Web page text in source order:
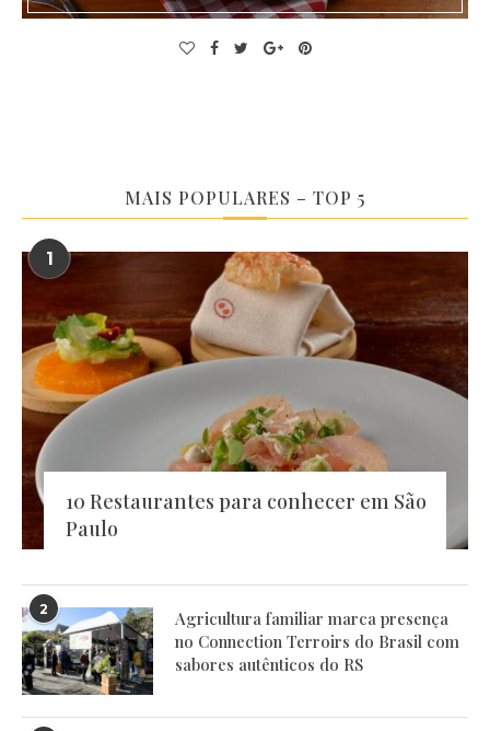
MAIS POPULARES – TOP 5
1
10 Restaurantes para conhecer em São
Paulo
2
Agricultura familiar marca presença
no Connection Terroirs do Brasil com
sabores autênticos do RS